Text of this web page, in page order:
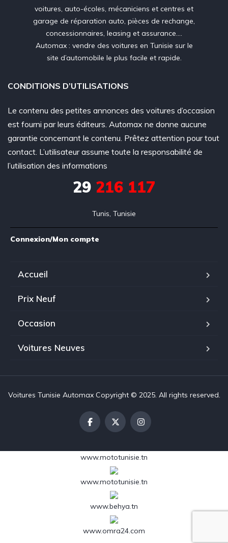
voitures, auto-écoles, mécaniciens et centres et
garage de réparation auto, pièces de rechange,
concessionnaires, leasing et assurance….
Automax : vendre des voitures en Tunisie sur le
site d’automobile le plus facile et rapide.
CONDITIONS D’UTILISATIONS
Le contenu des petites annonces des voitures d’occasion
est fourni par leurs éditeurs. Automax ne donne aucune
garantie concernant le contenu. Prêtez attention pour tout
contact. L’utilisateur assume toute la responsabilité de
l’utilisation des informations
29 216 117
Tunis, Tunisie
Connexion/Mon compte
Accueil
Prix Neuf
Occasion
Voitures Neuves
Voitures Tunisie Automax Copyright © 2025. All rights reserved.
www.mototunisie.tn
www.mototunisie.tn
www.behya.tn
www.omra24.com